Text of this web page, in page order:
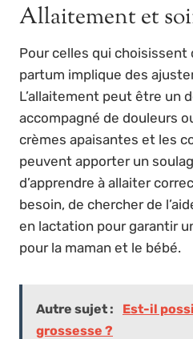
Allaitement et
Pour celles qui choisissent
partum implique des
L’allaitement peut être un
accompagné de douleurs
crèmes apaisantes et les
peuvent apporter un
d’apprendre à allaiter
besoin, de chercher de
en lactation pour garantir
pour la maman et le bébé.
Autre sujet :
Est-il
grossesse ?